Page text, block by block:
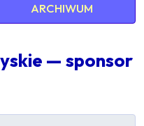
ARCHIWUM
— sponsor